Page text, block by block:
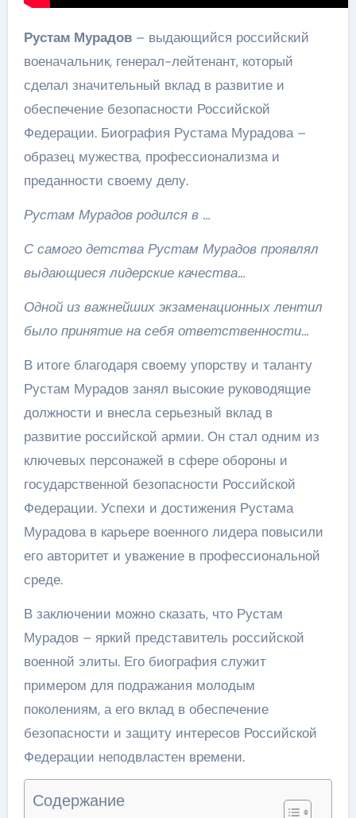
Рустам Мурадов– выдающийся российский
военачальник, генерал-лейтенант, который
сделал значительный вклад в развитие и
обеспечение безопасности Российской
Федерации. Биография Рустама Мурадова –
образец мужества, профессионализма и
преданности своему делу.
Рустам Мурадов родился в …
С самого детства Рустам Мурадов проявлял
выдающиеся лидерские качества…
Одной из важнейших экзаменационных лентил
было принятие на себя ответственности…
В итоге благодаря своему упорству и таланту
Рустам Мурадов занял высокие руководящие
должности и внесла серьезный вклад в
развитие российской армии. Он стал одним из
ключевых персонажей в сфере обороны и
государственной безопасности Российской
Федерации. Успехи и достижения Рустама
Мурадова в карьере военного лидера повысили
его авторитет и уважение в профессиональной
среде.
В заключении можно сказать, что Рустам
Мурадов – яркий представитель российской
военной элиты. Его биография служит
примером для подражания молодым
поколениям, а его вклад в обеспечение
безопасности и защиту интересов Российской
Федерации неподвластен времени.
Содержание